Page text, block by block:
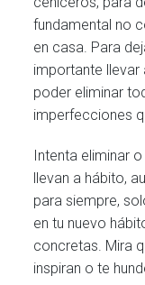
fundamental no
en casa. Para
importante llevar
poder eliminar
imperfecciones
Intenta eliminar
llevan a hábito,
para siempre,
en tu nuevo
concretas. Mira
inspiran o te